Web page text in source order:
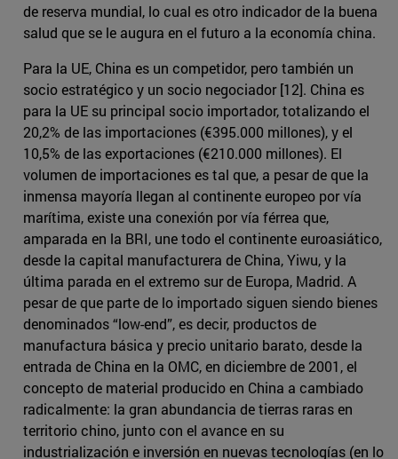
de reserva mundial, lo cual es otro indicador de la buena
salud que se le augura en el futuro a la economía china.
Para la UE, China es un competidor, pero también un
socio estratégico y un socio negociador [12]. China es
para la UE su principal socio importador, totalizando el
20,2% de las importaciones (€395.000 millones), y el
10,5% de las exportaciones (€210.000 millones). El
volumen de importaciones es tal que, a pesar de que la
inmensa mayoría llegan al continente europeo por vía
marítima, existe una conexión por vía férrea que,
amparada en la BRI, une todo el continente euroasiático,
desde la capital manufacturera de China, Yiwu, y la
última parada en el extremo sur de Europa, Madrid. A
pesar de que parte de lo importado siguen siendo bienes
denominados “low-end”, es decir, productos de
manufactura básica y precio unitario barato, desde la
entrada de China en la OMC, en diciembre de 2001, el
concepto de material producido en China a cambiado
radicalmente: la gran abundancia de tierras raras en
territorio chino, junto con el avance en su
industrialización e inversión en nuevas tecnologías (en lo